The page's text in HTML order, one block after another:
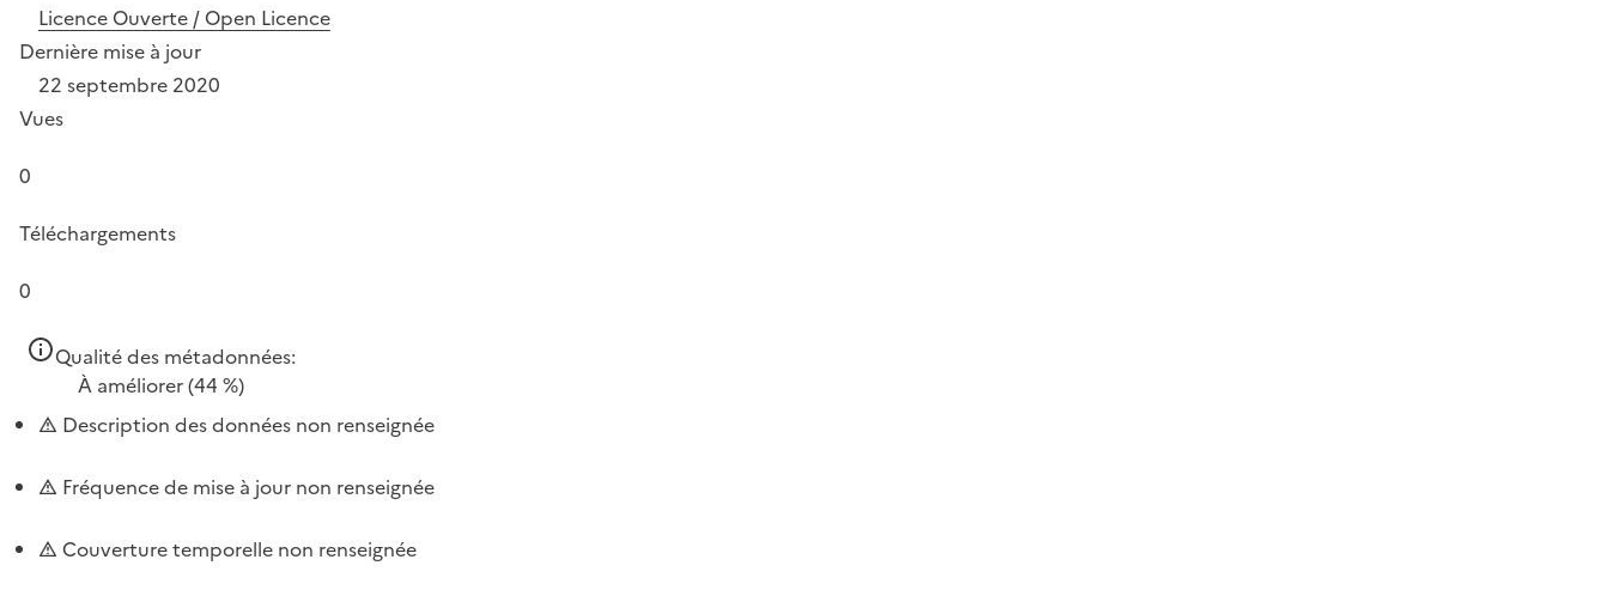
Licence Ouverte / Open Licence
Dernière mise à jour
22 septembre 2020
Vues
0
Téléchargements
0
Qualité des métadonnées:
À améliorer(44 %)
Description des données non renseignée
Fréquence de mise à jour non renseignée
Couverture temporelle non renseignée